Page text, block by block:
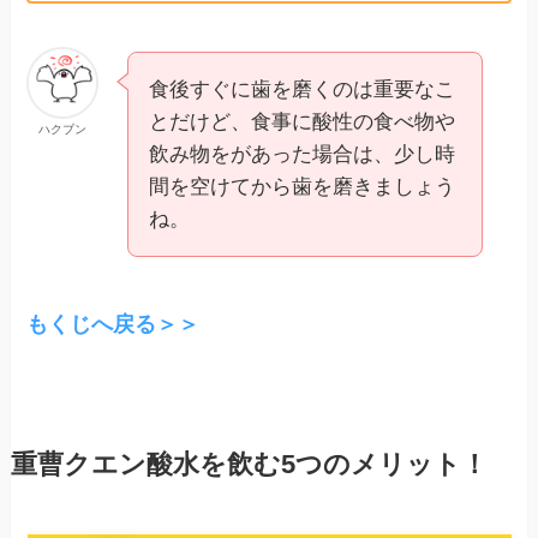
ハクブン
食後すぐに歯を磨くのは重要なこ
とだけど、食事に酸性の食べ物や
飲み物をがあった場合は、少し時
間を空けてから歯を磨きましょう
ね。
もくじへ戻る＞＞
重曹クエン酸水を飲む5つのメリット！